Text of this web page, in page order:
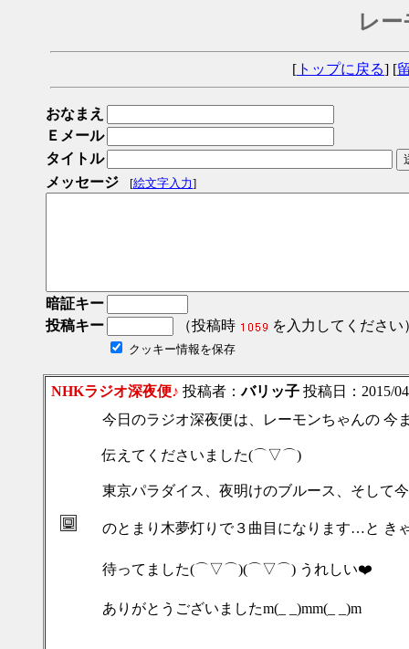
レ
[ トップに戻る] [
おなまえ
Ｅメール
タイトル
メッセージ
[絵文字入力]
暗証キー
投稿キー
（投稿時 を入力してください
クッキー情報を保存
NHKラジオ深夜便♪ 投稿者：バリッ子 投稿日：2015/
今日のラジオ深夜便は、レーモンちゃんの 今
伝えてくださいました(⌒▽⌒)
東京パラダイス、夜明けのブルース、そして
のとまり木夢灯りで３曲目になります…と き
待ってました(⌒▽⌒)(⌒▽⌒) うれしい❤️
ありがとうございましたm(_ _)mm(_ _)m